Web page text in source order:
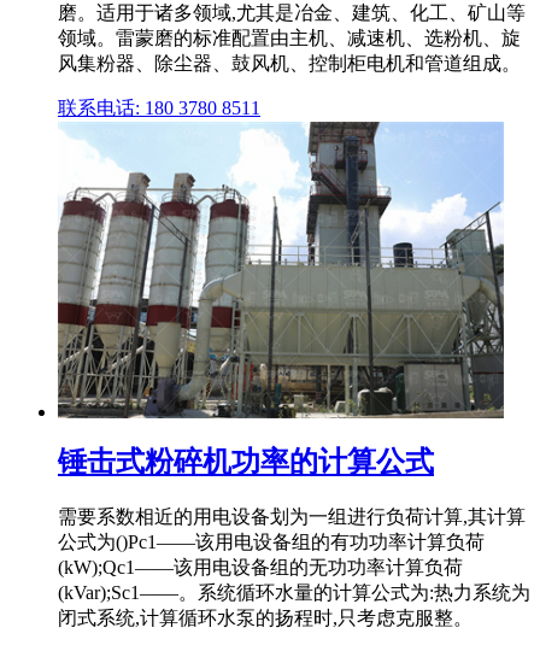
磨。适用于诸多领域,尤其是冶金、建筑、化工、矿山等
领域。雷蒙磨的标准配置由主机、减速机、选粉机、旋
风集粉器、除尘器、鼓风机、控制柜电机和管道组成。
联系电话: 180 3780 8511
锤击式粉碎机功率的计算公式
需要系数相近的用电设备划为一组进行负荷计算,其计算
公式为()Pc1——该用电设备组的有功功率计算负荷
(kW);Qc1——该用电设备组的无功功率计算负荷
(kVar);Sc1——。系统循环水量的计算公式为:热力系统为
闭式系统,计算循环水泵的扬程时,只考虑克服整。